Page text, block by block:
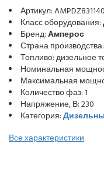
Артикул:
Класс оборудования:
Бренд:Амперос
Страна производства:
Топливо: дизельное
Номинальная
Максимальная
Количество фаз: 1
Напряжение, В: 230
Категория:
Все характеристики